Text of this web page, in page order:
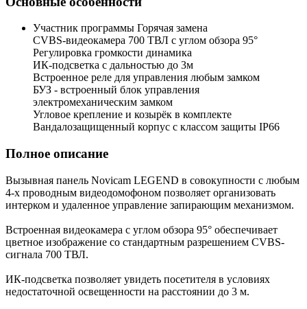
Участник программы Горячая замена
CVBS-видеокамера 700 ТВЛ с углом обзора 95°
Регулировка громкости динамика
ИК-подсветка с дальностью до 3м
Встроенное реле для управления любым замком
БУЗ - встроенный блок управления
электромеханическим замком
Угловое крепление и козырёк в комплекте
Вандалозащищенный корпус с классом защиты IP66
Полное описание
Вызывная панель Novicam LEGEND в совокупности с любым
4-х проводным видеодомофоном позволяет организовать
интерком и удаленное управление запирающим механизмом.
Встроенная видеокамера с углом обзора 95° обеспечивает
цветное изображение со стандартным разрешением CVBS-
сигнала 700 ТВЛ.
ИК-подсветка позволяет увидеть посетителя в условиях
недостаточной освещенности на расстоянии до 3 м.